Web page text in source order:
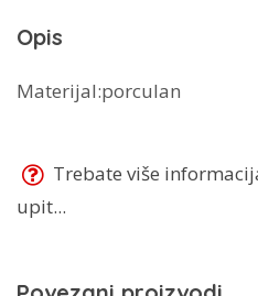
Opis
Materijal:porculan
Trebate više
upit...